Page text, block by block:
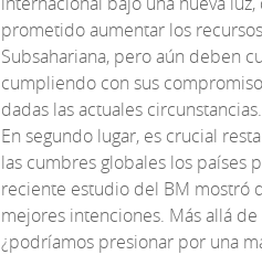
prometido aumentar los
Subsahariana, pero aún deben
cumpliendo con sus
dadas las actuales circunstancias.
En segundo lugar, es crucial
las cumbres globales los países
reciente estudio del BM mostró
mejores intenciones. Más allá
¿podríamos presionar por una